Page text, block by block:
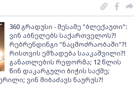
360 გრადუსი - მესამე "ბლექაუთი":
ვინ აბნელებს საქართველოს?!
რებრენდინგი "ნაცმოძრაობაში"?!
რისთვის ემზადება სააკაშვილი?!
განათლების რეფორმა; 12 წლის
წინ დაკარგული ბიჭის საქმე;
ვინ მიბაძავს ნაურუს?!